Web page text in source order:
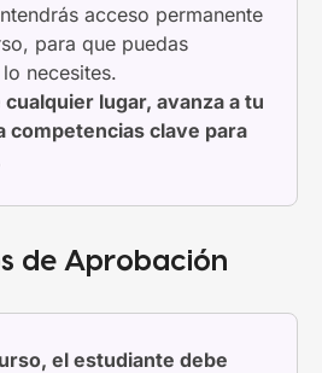
acceso permanente
para que puedas
necesites.
lugar, avanza a tu
competencias clave para
de Aprobación
el estudiante debe